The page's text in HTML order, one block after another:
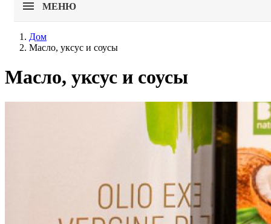
МЕНЮ
Дом
Масло, уксус и соусы
Масло, уксус и соусы